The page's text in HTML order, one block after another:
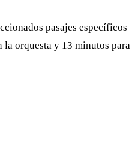
pasajes específicos
la orquesta y 13 minutos para